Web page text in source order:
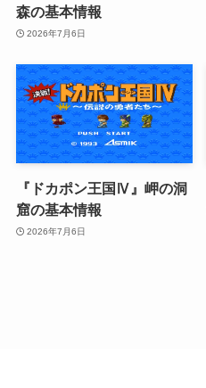
森の基本情報
2026年7月6日
『ドカポン王国Ⅳ』岬の洞
窟の基本情報
2026年7月6日